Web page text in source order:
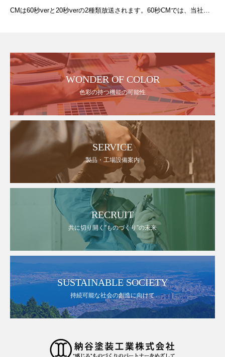
CMは60秒verと20秒verの2種類放送されます。60秒CMでは、当社の
WONDER OF COLOR
色彩の持つ機能の可能性
SERVICE
製品・工場設備案内
RECRUIT
共に切り開く”ものづくり”の未来
SUSTAINABLE SOCIETY
持続可能な社会の創造に向けて